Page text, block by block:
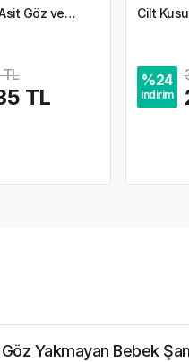
Göz ve
TL
Cilt
%24
indirim
Yakmayan Bebek